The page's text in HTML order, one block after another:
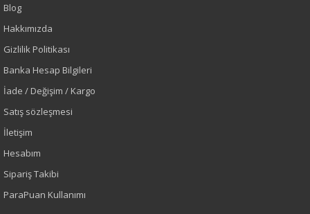
Sezon : YAZLIK
Renk
Mavi
Sezon
İlkbahar-Yaz
Yaş Grubu
Blog
Hakkımızda
Gizlilik Politikası
Banka Hesap Bilgileri
İade / Değişim / Kargo
Satış sözleşmesi
İletişim
Hesabım
Sipariş Takibi
ParaPuan Kullanımı